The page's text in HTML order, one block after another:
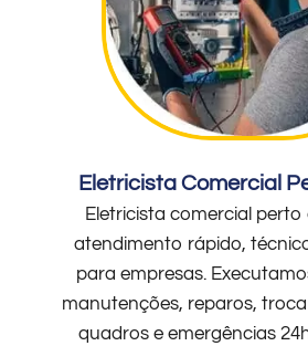
Eletricista Comercial
Eletricista comercial perto
atendimento rápido,
para empresas.
manutenções, reparos,
quadros e emergências